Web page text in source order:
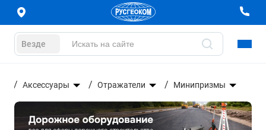
Везде
Аксессуары Отражатели Минипризмы